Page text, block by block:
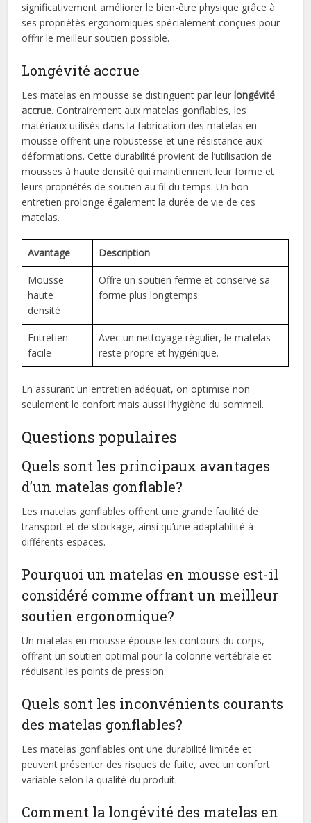
significativement améliorer le bien-être physique grâce à
ses propriétés ergonomiques spécialement conçues pour
offrir le meilleur soutien possible.
Longévité accrue
Les matelas en mousse se distinguent par leurlongévité
accrue. Contrairement aux matelas gonflables, les
matériaux utilisés dans la fabrication des matelas en
mousse offrent une robustesse et une résistance aux
déformations. Cette durabilité provient de l’utilisation de
mousses à haute densité qui maintiennent leur forme et
leurs propriétés de soutien au fil du temps. Un bon
entretien prolonge également la durée de vie de ces
matelas.
Avantage Description
Mousse
haute
densité
Offre un soutien ferme et conserve sa
forme plus longtemps.
Entretien
facile
Avec un nettoyage régulier, le matelas
reste propre et hygiénique.
En assurant un entretien adéquat, on optimise non
seulement le confort mais aussi l’hygiène du sommeil.
Questions populaires
Quels sont les principaux avantages
d’un matelas gonflable?
Les matelas gonflables offrent une grande facilité de
transport et de stockage, ainsi qu’une adaptabilité à
différents espaces.
Pourquoi un matelas en mousse est-il
considéré comme offrant un meilleur
soutien ergonomique?
Un matelas en mousse épouse les contours du corps,
offrant un soutien optimal pour la colonne vertébrale et
réduisant les points de pression.
Quels sont les inconvénients courants
des matelas gonflables?
Les matelas gonflables ont une durabilité limitée et
peuvent présenter des risques de fuite, avec un confort
variable selon la qualité du produit.
Comment la longévité des matelas en